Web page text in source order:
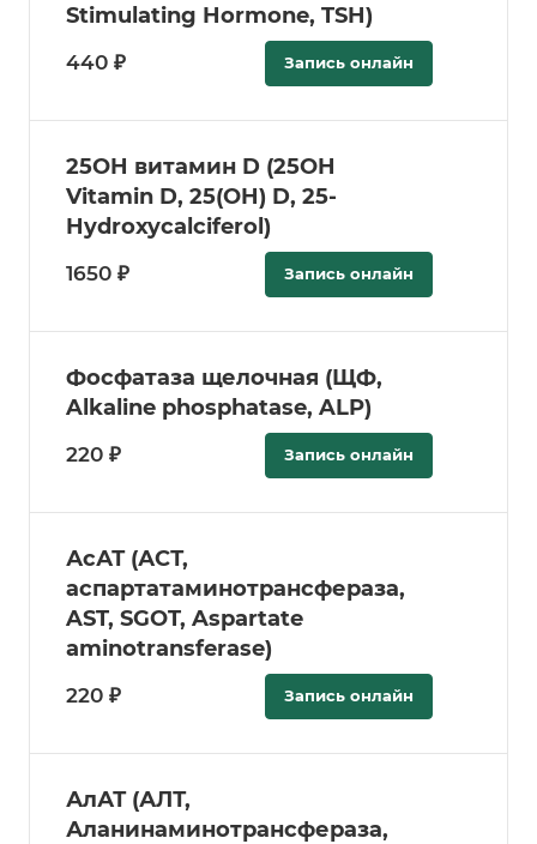
Stimulating Hormone, TSH)
440 ₽ Запись онлайн
25­OH витамин D (25­OH
Vitamin D, 25(OH) D, 25­
Hydroxycalciferol)
1650 ₽ Запись онлайн
Фосфатаза щелочная (ЩФ,
Alkaline phosphatase, ALP)
220 ₽ Запись онлайн
АсАТ (АСТ,
аспартатаминотрансфераза,
AST, SGOT, Aspartate
aminotransferase)
220 ₽ Запись онлайн
АлАТ (АЛТ,
Аланинаминотрансфераза,